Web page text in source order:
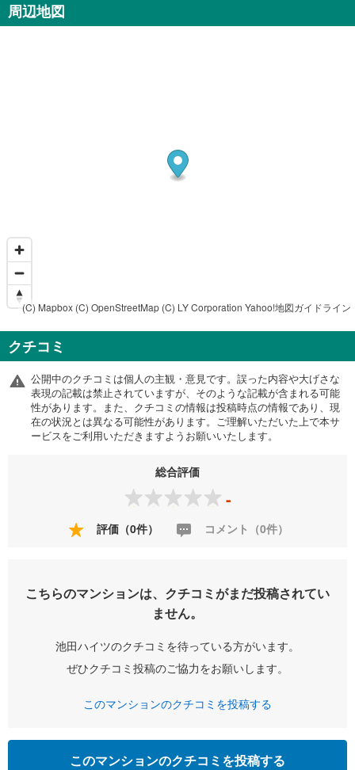
周辺地図
(C) Mapbox (C) OpenStreetMap (C) LY Corporation Yahoo!地図ガイドライン
クチコミ
公開中のクチコミは個人の主観・意見です。誤った内容や大げさな
表現の記載は禁止されていますが、そのような記載が含まれる可能
性があります。また、クチコミの情報は投稿時点の情報であり、現
在の状況とは異なる可能性があります。ご理解いただいた上で本サ
ービスをご利用いただきますようお願いいたします。
総合評価
-
評価（0件） コメント（0件）
こちらのマンションは、クチコミがまだ投稿されてい
ません。
池田ハイツのクチコミを待っている方がいます。
ぜひクチコミ投稿のご協力をお願いします。
このマンションのクチコミを投稿する
このマンションのクチコミを投稿する